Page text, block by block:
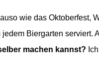
wie das Oktoberfest,
Biergarten serviert.
machen kannst?